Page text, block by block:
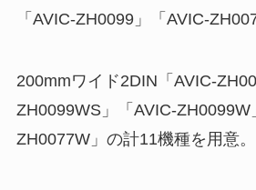
「AVIC-ZH0099」「AVIC-
200mmワイド2DIN「AVIC-
ZH0099WS」「AVIC-ZH0099W
ZH0077W」の計11機種を用意。